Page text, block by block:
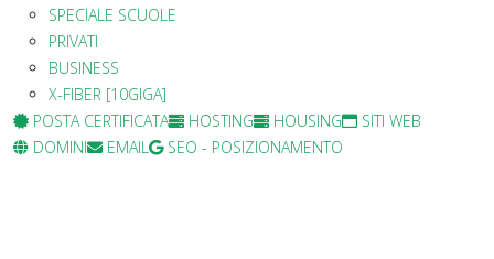
SPECIALE SCUOLE
PRIVATI
BUSINESS
X-FIBER [10GIGA]
POSTA CERTIFICATA HOSTING HOUSING
SITI WEB
DOMINI
EMAIL SEO - POSIZIONAMENTO